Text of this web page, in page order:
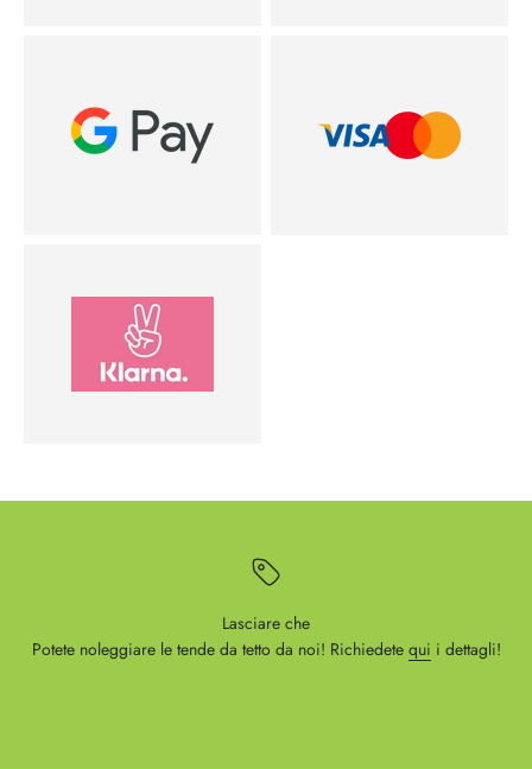
Lasciare che
Potete noleggiare le tende da tetto da noi! Richiedete qui i dettagli!